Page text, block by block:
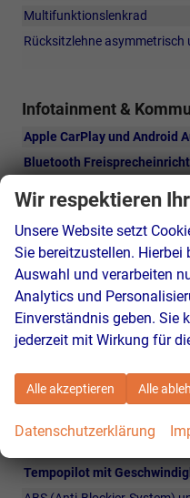
Multifunktionslenkrad
Rücksitzlehne
Infotainment &
Apple CarPlay und Android
Bluetooth
Media Display 10" (DAB-
kabellos + via USB-Kabel,
Touchscreen, kompatibel
u. 1x USB-A)
Detail
Foto
Außentemperaturanzeige
Bordcomputer
DAB Radio
Einparkhilfe hinten
Tempopilot mit
Wir respektieren
Unsere Website setzt
Sie bereitzustellen.
Auswahl und verarbeiten
Analytics und
Einverständnis geben. Sie
jederzeit mit Wirkung für
Alle akzeptieren Alle
Datenschutzerklärung